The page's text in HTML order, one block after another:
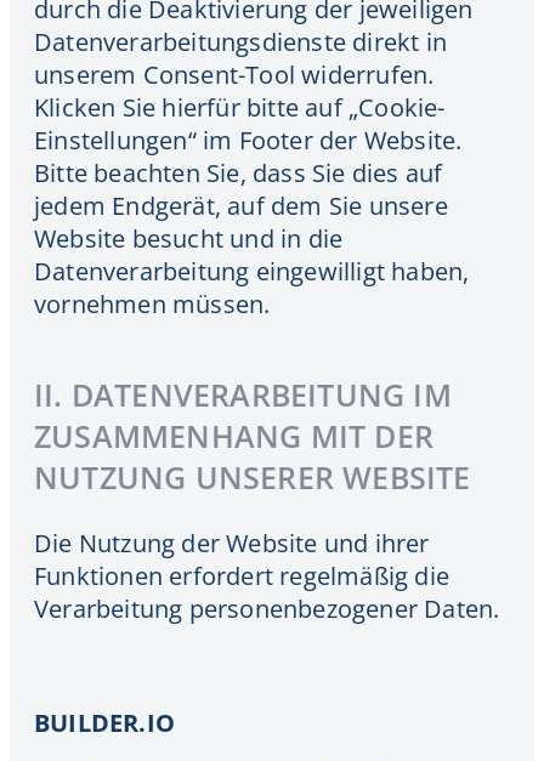
durch die Deaktivierung der jeweiligen
Datenverarbeitungsdienste direkt in
unserem Consent-Tool widerrufen.
Klicken Sie hierfür bitte auf „Cookie-
Einstellungen“ im Footer der Website.
Bitte beachten Sie, dass Sie dies auf
jedem Endgerät, auf dem Sie unsere
Website besucht und in die
Datenverarbeitung eingewilligt haben,
vornehmen müssen.
II. DATENVERARBEITUNG IM
ZUSAMMENHANG MIT DER
NUTZUNG UNSERER WEBSITE
Die Nutzung der Website und ihrer
Funktionen erfordert regelmäßig die
Verarbeitung personenbezogener Daten.
BUILDER.IO